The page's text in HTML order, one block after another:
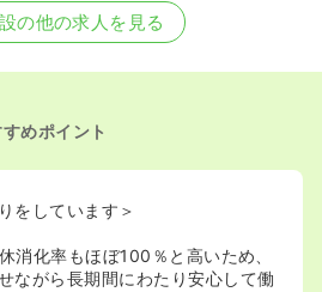
の他の求人を見る
めポイント
をしています＞
消化率もほぼ100％と高いため、
ながら長期間にわたり安心して働